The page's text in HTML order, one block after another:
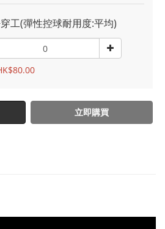
工(彈性控球耐用度:平均)
立即購買